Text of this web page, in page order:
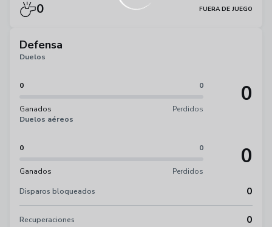
0 FUERA DE JUEGO
Defensa
Duelos
0 0
Ganados Perdidos
0
Duelos aéreos
0 0
Ganados Perdidos
0
Disparos bloqueados 0
Recuperaciones 0